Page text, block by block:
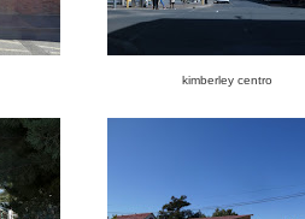
kimberley centro